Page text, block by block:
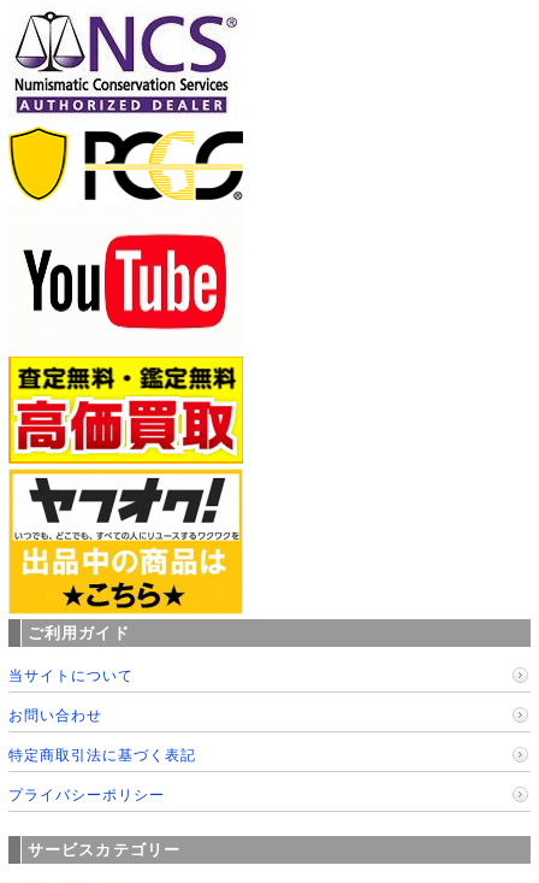
ご利用ガイド
当サイトについて
お問い合わせ
特定商取引法に基づく表記
プライバシーポリシー
サービスカテゴリー